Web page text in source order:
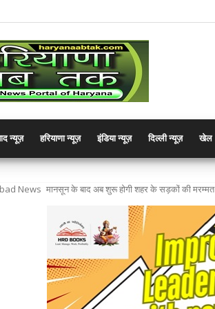
न्यूज़ हरियाणा न्यूज़ इंडिया न्यूज़ दिल्ली न्यूज़ खेल
News मानसून के बाद अब शुरू होगी शहर के सड़कों की मरम्मत